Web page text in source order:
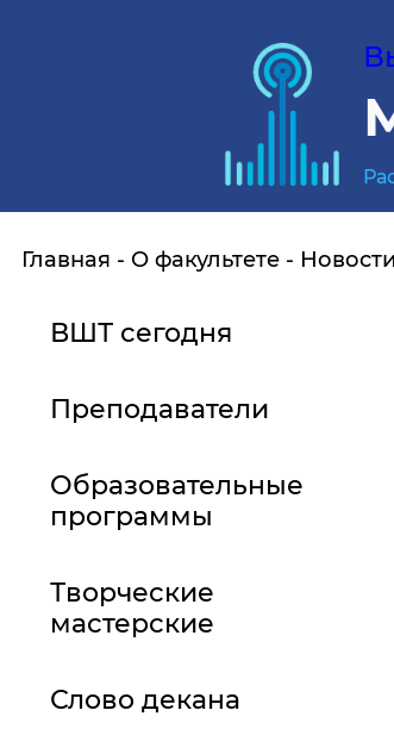
Главная О факультете Новости
ВШТ сегодня
Преподаватели
Образовательные
программы
Творческие
мастерские
Слово декана